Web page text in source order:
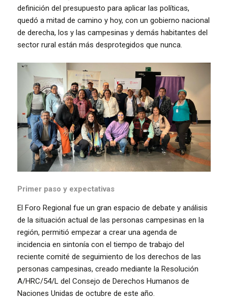
definición del presupuesto para aplicar las políticas,
quedó a mitad de camino y hoy, con un gobierno nacional
de derecha, los y las campesinas y demás habitantes del
sector rural están más desprotegidos que nunca.
Primer paso y expectativas
El Foro Regional fue un gran espacio de debate y análisis
de la situación actual de las personas campesinas en la
región, permitió empezar a crear una agenda de
incidencia en sintonía con el tiempo de trabajo del
reciente comité de seguimiento de los derechos de las
personas campesinas, creado mediante la Resolución
A/HRC/54/L del Consejo de Derechos Humanos de
Naciones Unidas de octubre de este año.